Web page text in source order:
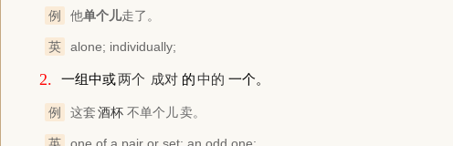
例 他单个儿走了。
英 alone; individually;
2. 一组中或两个 成对 的中的 一个。
例 这套酒杯 不单个儿卖。